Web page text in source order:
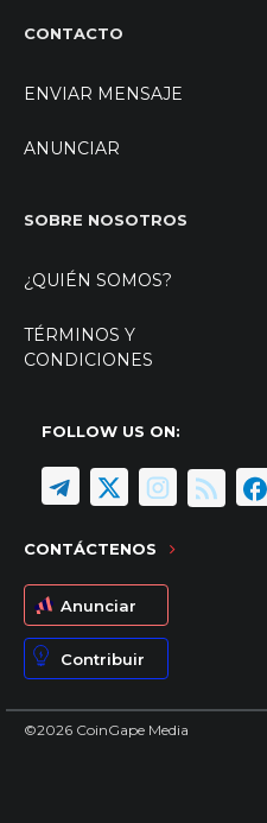
CONTACTO
ENVIAR MENSAJE
ANUNCIAR
SOBRE NOSOTROS
¿QUIÉN SOMOS?
TÉRMINOS Y
CONDICIONES
FOLLOW US ON:
CONTÁCTENOS
Anunciar
Contribuir
©2026 CoinGape Media